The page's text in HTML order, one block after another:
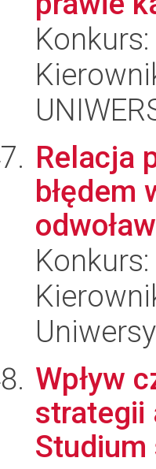
Konkurs:
Relacja
błędem
Konkurs:
Wpływ
strategii